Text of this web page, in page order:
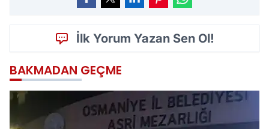
İlk Yorum Yazan Sen Ol!
BAKMADAN GEÇME